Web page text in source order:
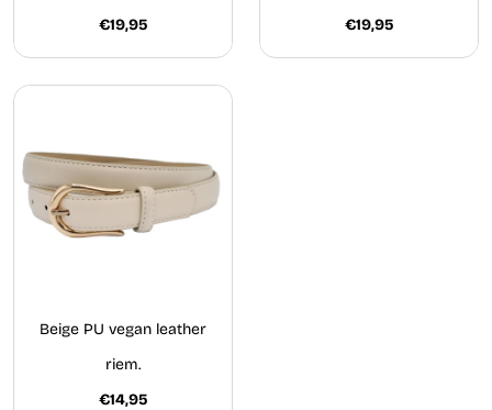
€19,95
€19,95
Beige PU vegan leather
riem.
€14,95